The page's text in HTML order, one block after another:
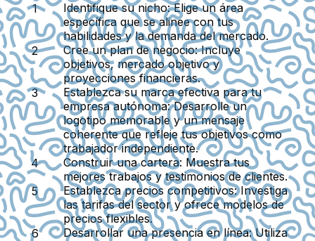
Identifique su nicho:Elige un área
específica que se alinee con tus
habilidades y la demanda del mercado.
Cree un plan de negocio:Incluye
objetivos, mercado objetivo y
proyecciones financieras.
Establezca su marca efectiva para tu
empresa autónoma:Desarrolle un
logotipo memorable y un mensaje
coherente que refleje tus objetivos como
trabajador independiente.
Construir una cartera: Muestra tus
mejores trabajos y testimonios de clientes.
Establezca precios competitivos:Investiga
las tarifas del sector y ofrece modelos de
precios flexibles.
Desarrollar una presencia en línea:Utiliza